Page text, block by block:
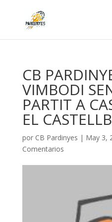
CB
VIMBODI
PARTIT A
EL
por CB Pardinyes | May 3,
Comentarios